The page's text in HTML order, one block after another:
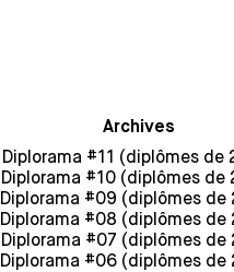
Archives
Diplorama #11 (diplômes de
Diplorama #10 (diplômes de
Diplorama #09 (diplômes de
Diplorama #08 (diplômes de
Diplorama #07 (diplômes de
Diplorama #06 (diplômes de